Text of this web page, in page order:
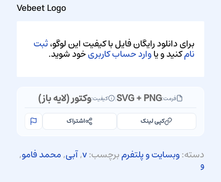
Vebeet Logo
برای دانلود رایگان فایل با کیفیت این لوگو،ثبت
نامکنید و یاوارد حساب کاربریخود شوید.
فرمت:SVG + PNG
| کیفیت:وکتور (لایه باز)
کپی لینک اشتراک
دسته:وبسایت و پلتفرمبرچسب:v
,آبی,محمد فامو,
و